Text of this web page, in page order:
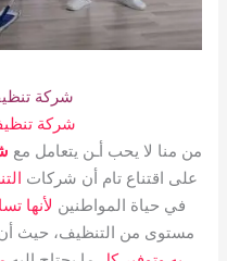
شركة
شركة
من منا لا يحب أـن يتعامل مع
على اقتناع تام أن شركات
في حياة المواطنين لأنها
مستوى من التنظيف، حيث أن